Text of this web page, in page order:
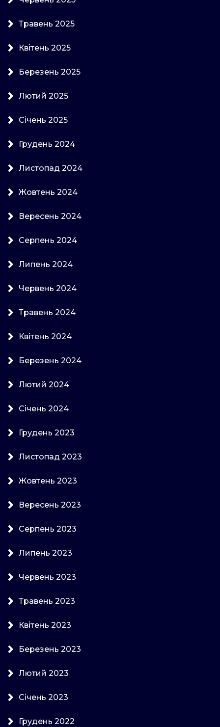
Травень 2025
Квітень 2025
Березень 2025
Лютий 2025
Січень 2025
Грудень 2024
Листопад 2024
Жовтень 2024
Вересень 2024
Серпень 2024
Липень 2024
Червень 2024
Травень 2024
Квітень 2024
Березень 2024
Лютий 2024
Січень 2024
Грудень 2023
Листопад 2023
Жовтень 2023
Вересень 2023
Серпень 2023
Липень 2023
Червень 2023
Травень 2023
Квітень 2023
Березень 2023
Лютий 2023
Січень 2023
Грудень 2022